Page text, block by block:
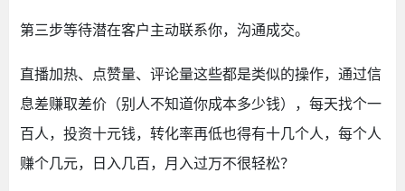
第三步等待潜在客户主动联系你，沟通成交。
直播加热、点赞量、评论量这些都是类似的操作，通过信
息差赚取差价（别人不知道你成本多少钱），每天找个一
百人，投资十元钱，转化率再低也得有十几个人，每个人
赚个几元，日入几百，月入过万不很轻松？